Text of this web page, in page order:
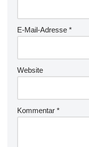
E-Mail-Adresse *
Website
Kommentar *